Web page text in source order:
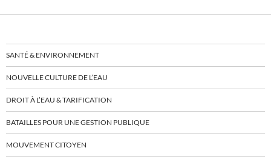
SANTÉ & ENVIRONNEMENT
NOUVELLE CULTURE DE L’EAU
DROIT À L’EAU & TARIFICATION
BATAILLES POUR UNE GESTION PUBLIQUE
MOUVEMENT CITOYEN